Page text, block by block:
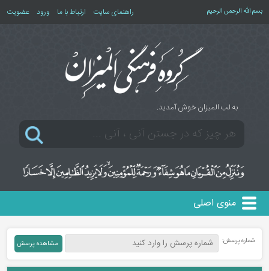
بسم الله الرحمن الرحیم راهنمای سایت ارتباط با ما ورود عضویت
به لب المیزان خوش آمدید.
منوی اصلی
شماره پرسش: